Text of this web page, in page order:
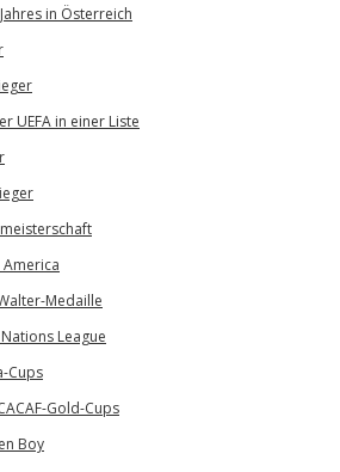
in Österreich
UEFA in einer Liste
Medaille
League
Cups
Gold-Cups
Boy